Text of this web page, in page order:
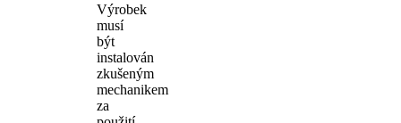
Výrobek
musí
být
instalován
zkušeným
mechanikem
za